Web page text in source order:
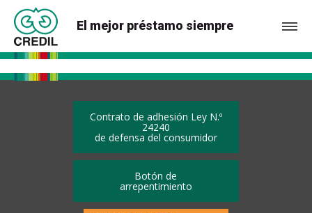
El mejor préstamo siempre
Contrato de adhesión Ley N.º
24240
de defensa del consumidor
Botón de
arrepentimiento